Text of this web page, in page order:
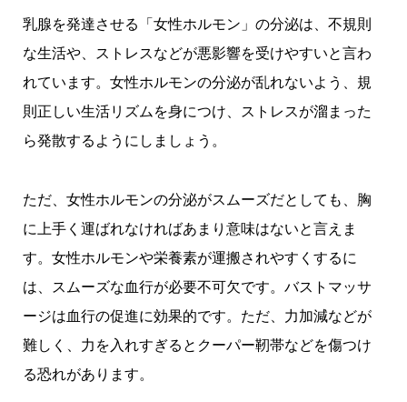
乳腺を発達させる「女性ホルモン」の分泌は、不規則
な生活や、ストレスなどが悪影響を受けやすいと言わ
れています。女性ホルモンの分泌が乱れないよう、規
則正しい生活リズムを身につけ、ストレスが溜まった
ら発散するようにしましょう。
ただ、女性ホルモンの分泌がスムーズだとしても、胸
に上手く運ばれなければあまり意味はないと言えま
す。女性ホルモンや栄養素が運搬されやすくするに
は、スムーズな血行が必要不可欠です。バストマッサ
ージは血行の促進に効果的です。ただ、力加減などが
難しく、力を入れすぎるとクーパー靭帯などを傷つけ
る恐れがあります。